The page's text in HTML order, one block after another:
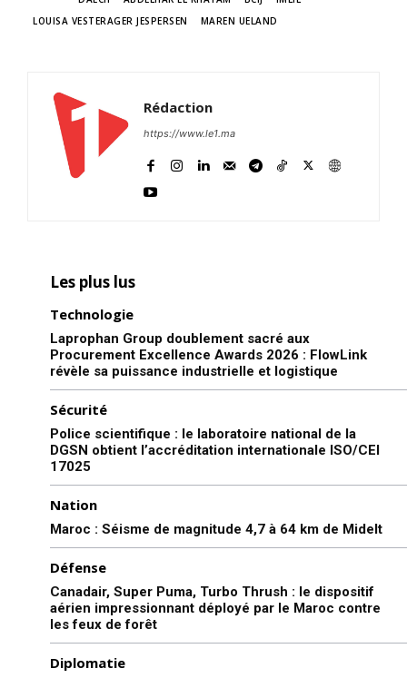
LOUISA VESTERAGER JESPERSEN
MAREN UELAND
Rédaction
https://www.le1.ma
Les plus lus
Technologie
Laprophan Group doublement sacré aux
Procurement Excellence Awards 2026 : FlowLink
révèle sa puissance industrielle et logistique
Sécurité
Police scientifique : le laboratoire national de la
DGSN obtient l’accréditation internationale ISO/CEI
17025
Nation
Maroc : Séisme de magnitude 4,7 à 64 km de Midelt
Défense
Canadair, Super Puma, Turbo Thrush : le dispositif
aérien impressionnant déployé par le Maroc contre
les feux de forêt
Diplomatie